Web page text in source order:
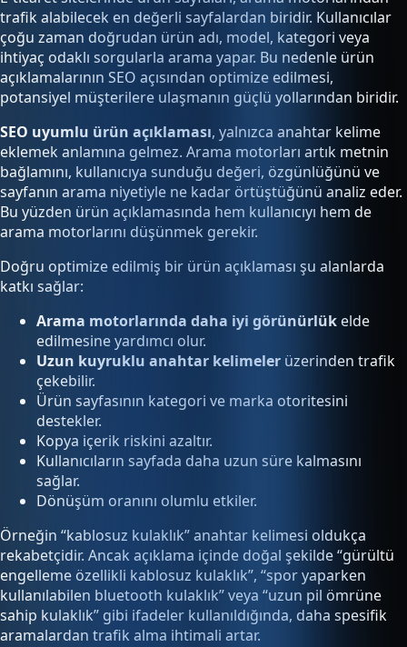
trafik alabilecek en değerli sayfalardan biridir. Kullanıcılar
çoğu zaman doğrudan ürün adı, model, kategori veya
ihtiyaç odaklı sorgularla arama yapar. Bu nedenle ürün
açıklamalarının SEO açısından optimize edilmesi,
potansiyel müşterilere ulaşmanın güçlü yollarından biridir.
SEO uyumlu ürün açıklaması, yalnızca anahtar kelime
eklemek anlamına gelmez. Arama motorları artık metnin
bağlamını, kullanıcıya sunduğu değeri, özgünlüğünü ve
sayfanın arama niyetiyle ne kadar örtüştüğünü analiz eder.
Bu yüzden ürün açıklamasında hem kullanıcıyı hem de
arama motorlarını düşünmek gerekir.
Doğru optimize edilmiş bir ürün açıklaması şu alanlarda
katkı sağlar:
Arama motorlarında daha iyi görünürlük elde
edilmesine yardımcı olur.
Uzun kuyruklu anahtar kelimeler üzerinden trafik
çekebilir.
Ürün sayfasının kategori ve marka otoritesini
destekler.
Kopya içerik riskini azaltır.
Kullanıcıların sayfada daha uzun süre kalmasını
sağlar.
Dönüşüm oranını olumlu etkiler.
Örneğin “kablosuz kulaklık” anahtar kelimesi oldukça
rekabetçidir. Ancak açıklama içinde doğal şekilde “gürültü
engelleme özellikli kablosuz kulaklık”, “spor yaparken
kullanılabilen bluetooth kulaklık” veya “uzun pil ömrüne
sahip kulaklık” gibi ifadeler kullanıldığında, daha spesifik
aramalardan trafik alma ihtimali artar.